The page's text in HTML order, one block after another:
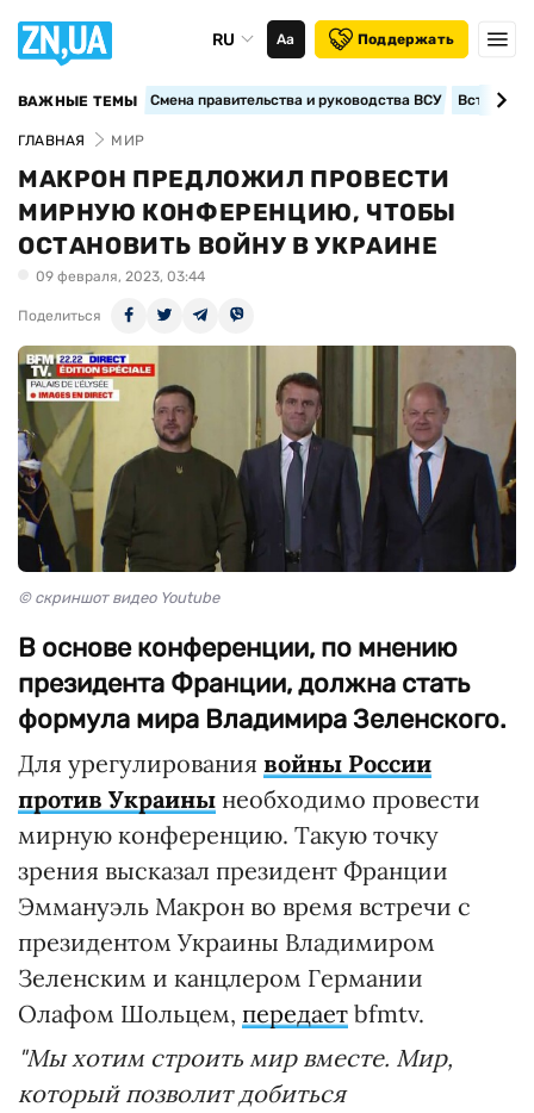
RU Аа Поддержать
ВАЖНЫЕ ТЕМЫ Смена правительства и руководства ВСУ
ГЛАВНАЯ МИР
МАКРОН ПРЕДЛОЖИЛ ПРОВЕСТИ
МИРНУЮ КОНФЕРЕНЦИЮ, ЧТОБЫ
ОСТАНОВИТЬ ВОЙНУ В УКРАИНЕ
09 февраля, 2023, 03:44
Поделиться
© скриншот видео Youtube
В основе конференции, по мнению
президента Франции, должна стать
формула мира Владимира Зеленского.
Для урегулирования войны России
против Украины необходимо провести
мирную конференцию. Такую точку
зрения высказал президент Франции
Эммануэль Макрон во время встречи с
президентом Украины Владимиром
Зеленским и канцлером Германии
Олафом Шольцем, передает bfmtv.
"Мы хотим строить мир вместе. Мир,
который позволит добиться